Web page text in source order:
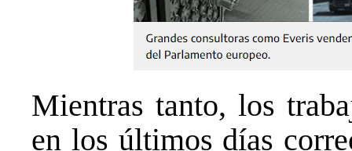
Mientras tanto, los
en los últimos días